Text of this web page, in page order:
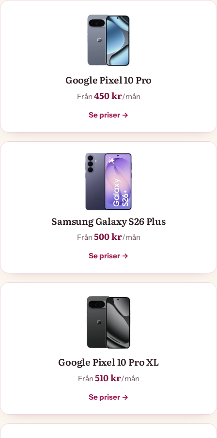
Google Pixel 10 Pro
Från 450 kr/mån
Se priser →
Samsung Galaxy S26 Plus
Från 500 kr/mån
Se priser →
Google Pixel 10 Pro XL
Från 510 kr/mån
Se priser →